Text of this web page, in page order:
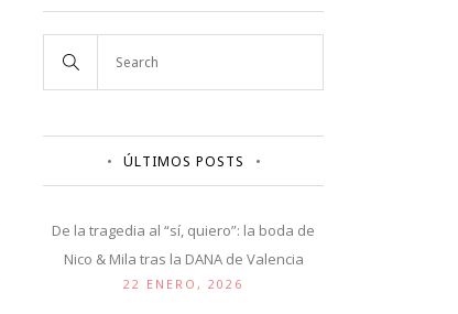
ÚLTIMOS POSTS
De la tragedia al “sí, quiero”: la boda de
Nico & Mila tras la DANA de Valencia
22 ENERO, 2026